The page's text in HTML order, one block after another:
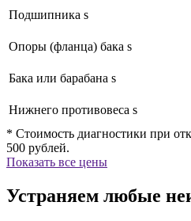
Подшипника s
Опоры (фланца) бака s
Бака или барабана s
Нижнего противовеса s
* Стоимость диагностики при
500 рублей.
Показать все цены
Устраняем любые